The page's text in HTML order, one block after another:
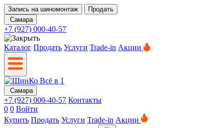
Запись на шиномонтаж
Продать
Самара
+7 (927) 000-40-57
Каталог Продать Услуги Trade-in Акции
Самара
+7 (927) 000-40-57 Контакты
0 0 Войти
Купить Продать Услуги Trade-in Акции